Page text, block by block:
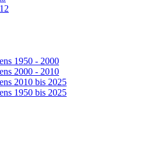
1950 - 2000
2000 - 2010
2010 bis 2025
1950 bis 2025